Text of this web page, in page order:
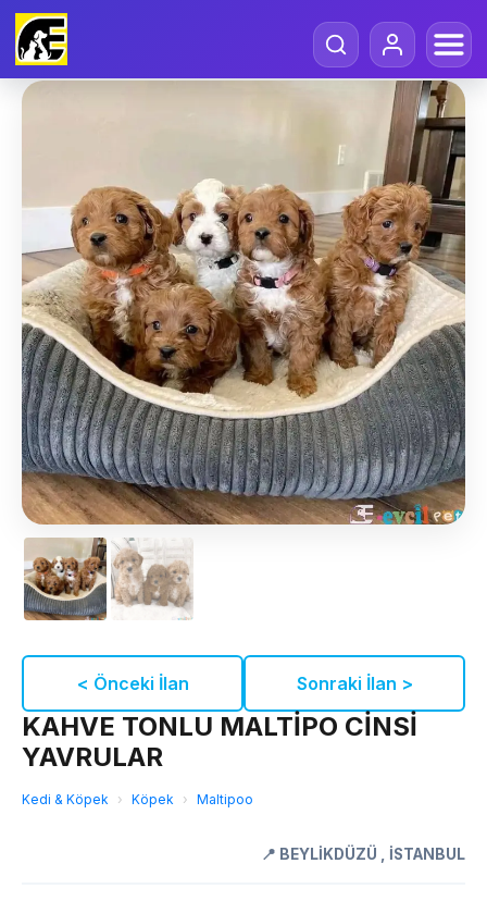
< Önceki İlan Sonraki İlan >
KAHVE TONLU MALTİPO CİNSİ
YAVRULAR
Kedi & Köpek › Köpek › Maltipoo
📍 BEYLİKDÜZÜ İSTANBUL